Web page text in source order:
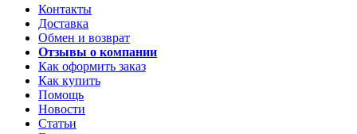
Контакты
Доставка
Обмен и возврат
Отзывы о компании
Как оформить заказ
Как купить
Помощь
Новости
Статьи